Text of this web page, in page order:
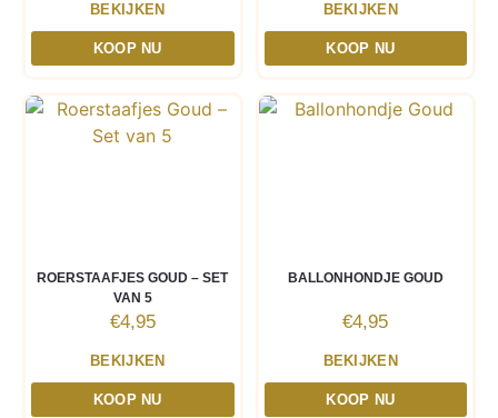
BEKIJKEN
KOOP NU
BEKIJKEN
KOOP NU
ROERSTAAFJES GOUD – SET
VAN 5
€4,95
BEKIJKEN
KOOP NU
BALLONHONDJE GOUD
€4,95
BEKIJKEN
KOOP NU